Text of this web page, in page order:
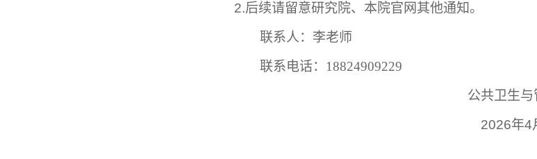
2.后续请留意研究院、本院官网其他通知。
联系人：李老师
联系电话： 18824909229
公共卫生
2026年4